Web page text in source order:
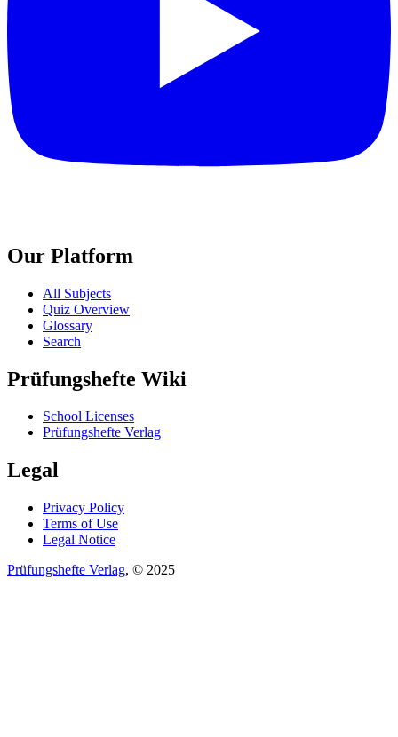
Our Platform
All Subjects
Quiz Overview
Glossary
Search
Prüfungshefte Wiki
School Licenses
Prüfungshefte Verlag
Legal
Privacy Policy
Terms of Use
Legal Notice
Prüfungshefte Verlag, © 2025